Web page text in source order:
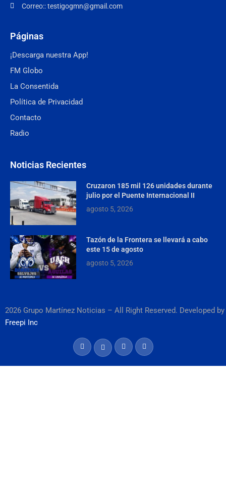
Correo:: testigogmn@gmail.com
Páginas
¡Descarga nuestra App!
FM Globo
La Consentida
Política de Privacidad
Contacto
Radio
Noticias Recientes
Cruzaron 185 mil 126 unidades durante
julio por el Puente Internacional II
agosto 5, 2026
Tazón de la Frontera se llevará a cabo
este 15 de agosto
agosto 5, 2026
2026 Grupo Martínez Noticias – All Right Reserved. Developed by
Freepi Inc